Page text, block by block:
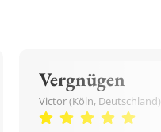
Vergnügen
Victor (Köln, Deutschland)